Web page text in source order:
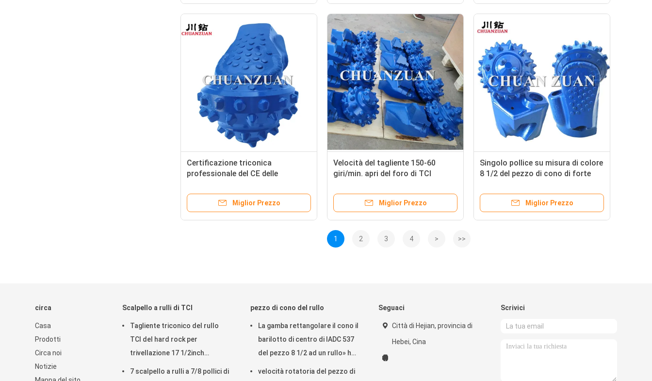
Certificazione triconica
professionale del CE delle
rotazione di Trenchless/del
tagliente
Miglior Prezzo
Velocità del tagliente 150-60
giri/min. apri del foro di TCI
Miglior Prezzo
Singolo pollice su misura di colore
8 1/2 del pezzo di cono di forte
sigillato
Miglior Prezzo
1 2 3 4 > >>
circa
Casa
Prodotti
Circa noi
Notizie
Scalpello a rulli di TCI
Tagliente triconico del rullo
TCI del hard rock per
trivellazione 17 1/2inch
7 scalpello a rulli a 7/8 pollici di
pezzo di cono del rullo
La gamba rettangolare il cono il
barilotto di centro di IADC 537
del pezzo 8 1/2 ad un rullo» ha
velocità rotatoria del pezzo di
Seguaci
Città di Hejian, provincia di
Hebei, Cina
Scrivici